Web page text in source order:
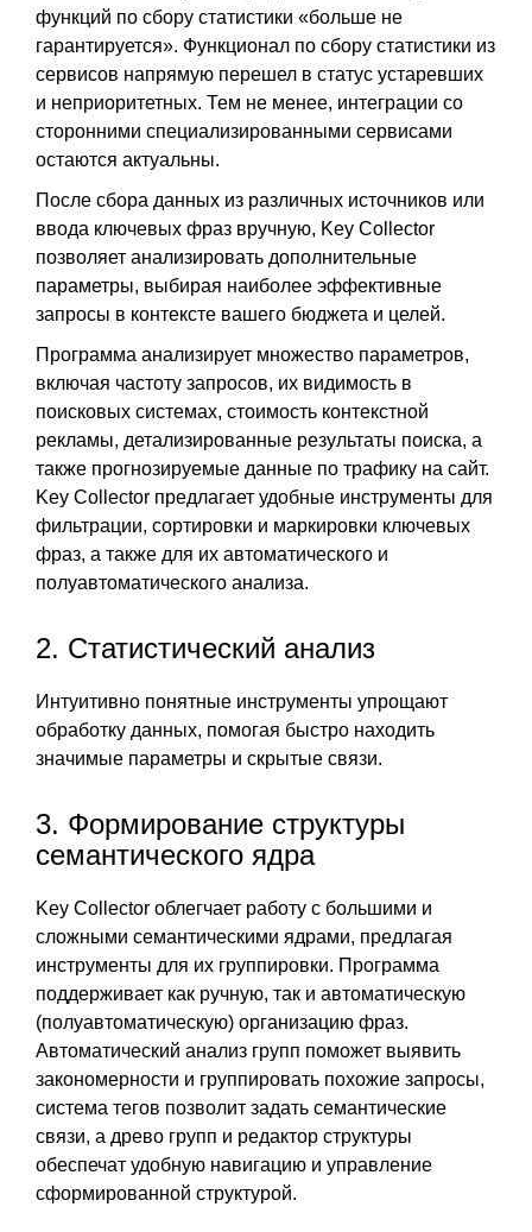
функций по сбору статистики «больше не
гарантируется». Функционал по сбору статистики из
сервисов напрямую перешел в статус устаревших
и неприоритетных. Тем не менее, интеграции со
сторонними специализированными сервисами
остаются актуальны.
После сбора данных из различных источников или
ввода ключевых фраз вручную, Key Collector
позволяет анализировать дополнительные
параметры, выбирая наиболее эффективные
запросы в контексте вашего бюджета и целей.
Программа анализирует множество параметров,
включая частоту запросов, их видимость в
поисковых системах, стоимость контекстной
рекламы, детализированные результаты поиска, а
также прогнозируемые данные по трафику на сайт.
Key Collector предлагает удобные инструменты для
фильтрации, сортировки и маркировки ключевых
фраз, а также для их автоматического и
полуавтоматического анализа.
2. Статистический анализ
Интуитивно понятные инструменты упрощают
обработку данных, помогая быстро находить
значимые параметры и скрытые связи.
3. Формирование структуры
семантического ядра
Key Collector облегчает работу с большими и
сложными семантическими ядрами, предлагая
инструменты для их группировки. Программа
поддерживает как ручную, так и автоматическую
(полуавтоматическую) организацию фраз.
Автоматический анализ групп поможет выявить
закономерности и группировать похожие запросы,
система тегов позволит задать семантические
связи, а древо групп и редактор структуры
обеспечат удобную навигацию и управление
сформированной структурой.